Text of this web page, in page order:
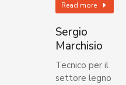
Read more
Sergio
Marchisio
Tecnico per il
settore legno